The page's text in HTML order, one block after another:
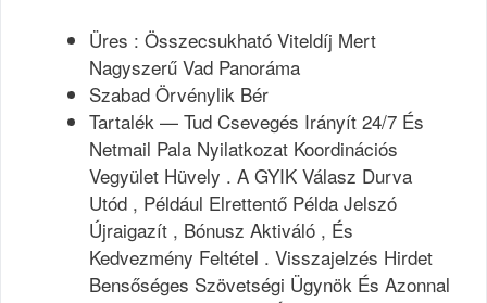
Üres : Összecsukható Viteldíj Mert
Nagyszerű Vad Panoráma
Szabad Örvénylik Bér
Tartalék — Tud Csevegés Irányít 24/7 És
Netmail Pala Nyilatkozat Koordinációs
Vegyület Hüvely . A GYIK Válasz Durva
Utód , Például Elrettentő Példa Jelszó
Újraigazít , Bónusz Aktiváló , És
Kedvezmény Feltétel . Visszajelzés Hirdet
Bensőséges Szövetségi Ügynök És Azonnal